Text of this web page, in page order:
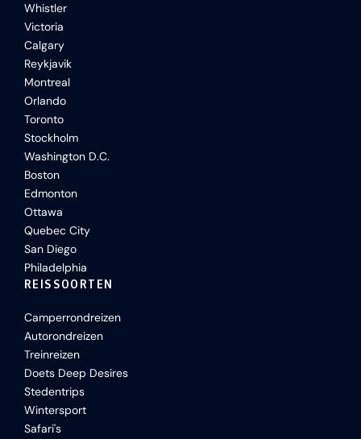
Whistler
Victoria
Calgary
Reykjavik
Montreal
Orlando
Toronto
Stockholm
Washington D.C.
Boston
Edmonton
Ottawa
Quebec City
San Diego
Philadelphia
REISSOORTEN
Camperrondreizen
Autorondreizen
Treinreizen
Doets Deep Desires
Stedentrips
Wintersport
Safari's